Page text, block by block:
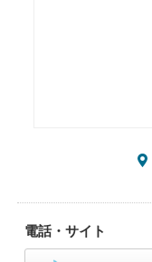
電話・サイト